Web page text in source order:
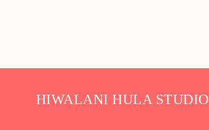
HIWALANI HULA STUDIO